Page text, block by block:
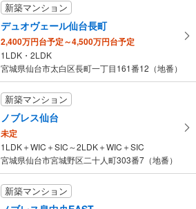
未定
建物面積 -
仙台市地下鉄南北線 「旭ケ丘」駅 徒歩15分
新築マンション
デュオヴェール仙台長町
2,400万円台予定～4,500万円台予定
1LDK・2LDK
宮城県仙台市太白区長町一丁目161番12（地番）
新築マンション
ノブレス仙台
未定
1LDK＋WIC＋SIC～2LDK＋WIC＋SIC
宮城県仙台市宮城野区二十人町303番7（地番）
新築マンション